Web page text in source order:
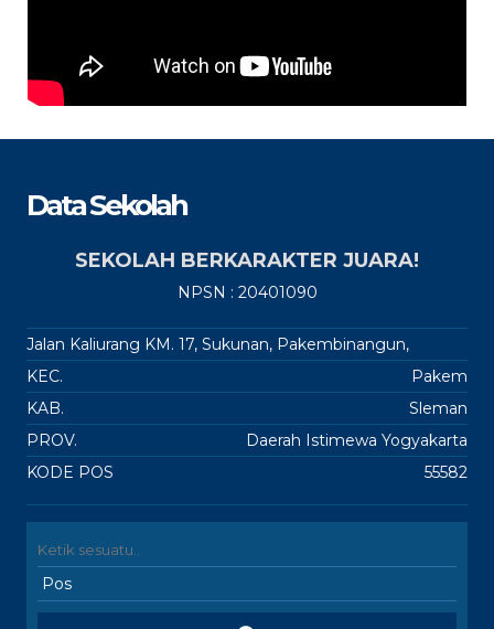
Data Sekolah
SEKOLAH BERKARAKTER JUARA!
NPSN : 20401090
Jalan Kaliurang KM. 17, Sukunan, Pakembinangun,
KEC.
Pakem
KAB.
Sleman
PROV.
Daerah Istimewa Yogyakarta
KODE POS
55582